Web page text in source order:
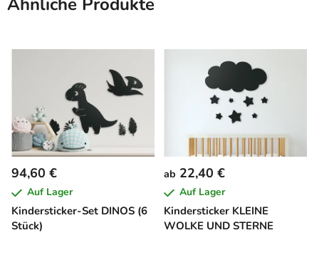
Kindersticker-Set DINOS (6
Stück)
94,60 €
Auf Lager
Kindersticker KLEINE
WOLKE UND STERNE
ab 22,40 €
Auf Lager